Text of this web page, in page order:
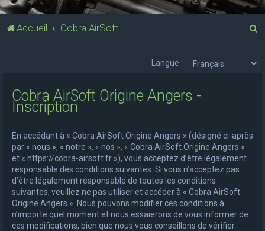
Accueil Cobra AirSoft
Langue :
Cobra AirSoft Origine Angers -
Inscription
En accédant à « Cobra AirSoft Origine Angers » (désigné ci-après
par « nous », « notre », « nos », « Cobra AirSoft Origine Angers »
et « https://cobra-airsoft.fr »), vous acceptez d’être légalement
responsable des conditions suivantes. Si vous n’acceptez pas
d’être légalement responsable de toutes les conditions
suivantes, veuillez ne pas utiliser et accéder à « Cobra AirSoft
Origine Angers ». Nous pouvons modifier ces conditions à
n’importe quel moment et nous essaierons de vous informer de
ces modifications, bien que nous vous conseillons de vérifier